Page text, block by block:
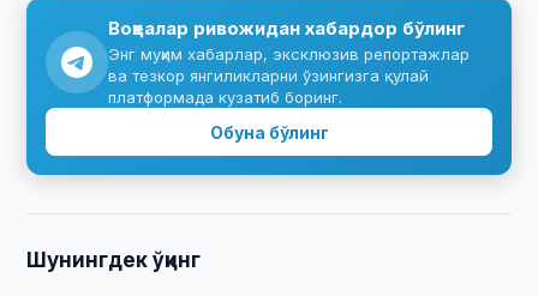
Воқеалар ривожидан хабардор бўлинг
Энг муҳим хабарлар, эксклюзив репортажлар
ва тезкор янгиликларни ўзингизга қулай
платформада кузатиб боринг.
Обуна бўлинг
Шунингдек ўқинг